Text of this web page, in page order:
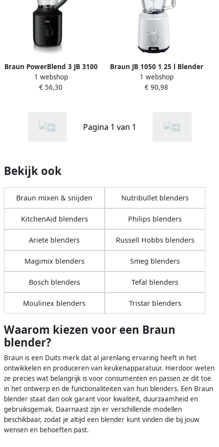
Braun PowerBlend 3 JB 3100
BK Blender Zwart
1 webshop
€ 56,30
Braun JB 1050 1 25 l Blender
voor op aanrecht 600 W Wit
1 webshop
€ 90,98
Pagina 1 van 1
Bekijk ook
Braun mixen & snijden Nutribullet blenders
KitchenAid blenders Philips blenders
Ariete blenders Russell Hobbs blenders
Magimix blenders Smeg blenders
Bosch blenders Tefal blenders
Moulinex blenders Tristar blenders
Waarom kiezen voor een Braun
blender?
Braun is een Duits merk dat al jarenlang ervaring heeft in het
ontwikkelen en produceren van keukenapparatuur. Hierdoor weten
ze precies wat belangrijk is voor consumenten en passen ze dit toe
in het ontwerp en de functionaliteiten van hun blenders. Een Braun
blender staat dan ook garant voor kwaliteit, duurzaamheid en
gebruiksgemak. Daarnaast zijn er verschillende modellen
beschikbaar, zodat je altijd een blender kunt vinden die bij jouw
wensen en behoeften past.